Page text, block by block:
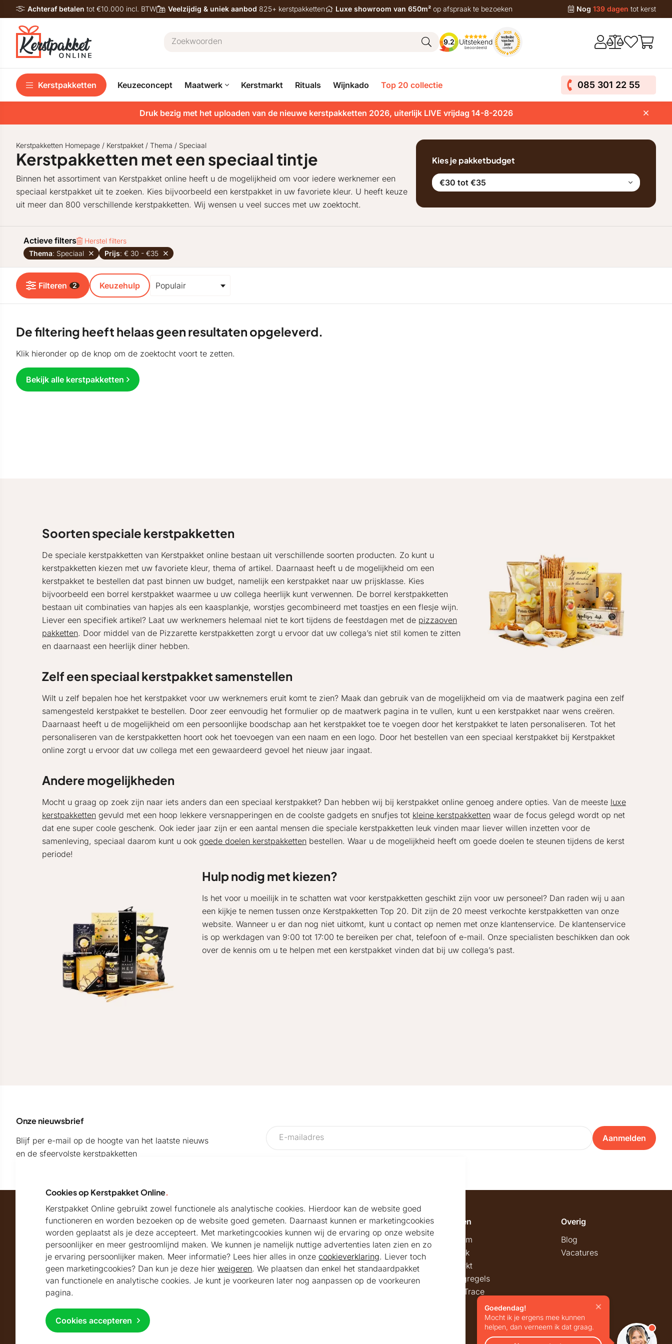
Achteraf betalen tot €10.000 incl. BTW Veelzijdig & uniek aanbod 825+ kerstpakketten Luxe showroom van 650m² op afspraak te bezoeken Nog 139 dagen tot kerst
9.2 Uitstekend
beoordeeld
Kerstpakketten Keuzeconcept Maatwerk Kerstmarkt Rituals Wijnkado Top 20 collectie 085 301 22 55
Druk bezig met het uploaden van de nieuwe kerstpakketten 2026, uiterlijk LIVE vrijdag 14-8-2026
Kerstpakketten Homepage / Kerstpakket / Thema / Speciaal
Kerstpakketten met een speciaal tintje
Binnen het assortiment van Kerstpakket online heeft u de mogelijkheid om voor iedere werknemer een
speciaal kerstpakket uit te zoeken. Kies bijvoorbeeld een kerstpakket in uw favoriete kleur. U heeft keuze
uit meer dan 800 verschillende kerstpakketten. Wij wensen u veel succes met uw zoektocht.
Kies je pakketbudget
€30 tot €35
Actieve filters
Herstel filters
Thema: Speciaal Prijs: € 30 - €35
Filteren 2 Keuzehulp
De filtering heeft helaas geen resultaten opgeleverd.
Klik hieronder op de knop om de zoektocht voort te zetten.
Bekijk alle kerstpakketten
Soorten speciale kerstpakketten
De speciale kerstpakketten van Kerstpakket online bestaan uit verschillende soorten producten. Zo kunt u
kerstpakketten kiezen met uw favoriete kleur, thema of artikel. Daarnaast heeft u de mogelijkheid om een
kerstpakket te bestellen dat past binnen uw budget, namelijk een kerstpakket naar uw prijsklasse. Kies
bijvoorbeeld een borrel kerstpakket waarmee u uw collega heerlijk kunt verwennen. De borrel kerstpakketten
bestaan uit combinaties van hapjes als een kaasplankje, worstjes gecombineerd met toastjes en een flesje wijn.
Liever een specifiek artikel? Laat uw werknemers helemaal niet te kort tijdens de feestdagen met de pizzaoven
pakketten. Door middel van de Pizzarette kerstpakketten zorgt u ervoor dat uw collega’s niet stil komen te zitten
en daarnaast een heerlijk diner hebben.
Zelf een speciaal kerstpakket samenstellen
Wilt u zelf bepalen hoe het kerstpakket voor uw werknemers eruit komt te zien? Maak dan gebruik van de mogelijkheid om via de maatwerk pagina een zelf
samengesteld kerstpakket te bestellen. Door zeer eenvoudig het formulier op de maatwerk pagina in te vullen, kunt u een kerstpakket naar wens creëren.
Daarnaast heeft u de mogelijkheid om een persoonlijke boodschap aan het kerstpakket toe te voegen door het kerstpakket te laten personaliseren. Tot het
personaliseren van de kerstpakketten hoort ook het toevoegen van een naam en een logo. Door het bestellen van een speciaal kerstpakket bij Kerstpakket
online zorgt u ervoor dat uw collega met een gewaardeerd gevoel het nieuw jaar ingaat.
Andere mogelijkheden
Mocht u graag op zoek zijn naar iets anders dan een speciaal kerstpakket? Dan hebben wij bij kerstpakket online genoeg andere opties. Van de meeste luxe
kerstpakketten gevuld met een hoop lekkere versnapperingen en de coolste gadgets en snufjes tot kleine kerstpakketten waar de focus gelegd wordt op net
dat ene super coole geschenk. Ook ieder jaar zijn er een aantal mensen die speciale kerstpakketten leuk vinden maar liever willen inzetten voor de
samenleving, speciaal daarom kunt u ook goede doelen kerstpakketten bestellen. Waar u de mogelijkheid heeft om goede doelen te steunen tijdens de kerst
periode!
Hulp nodig met kiezen?
Is het voor u moeilijk in te schatten wat voor kerstpakketten geschikt zijn voor uw personeel? Dan raden wij u aan
een kijkje te nemen tussen onze Kerstpakketten Top 20. Dit zijn de 20 meest verkochte kerstpakketten van onze
website. Wanneer u er dan nog niet uitkomt, kunt u contact op nemen met onze klantenservice. De klantenservice
is op werkdagen van 9:00 tot 17:00 te bereiken per chat, telefoon of e-mail. Onze specialisten beschikken dan ook
over de kennis om u te helpen met een kerstpakket vinden dat bij uw collega’s past.
Onze nieuwsbrief
Blijf per e-mail op de hoogte van het laatste nieuws
en de sfeervolste kerstpakketten
Aanmelden
Maatschappelijk partner van
Beoordeeld met
Uitstekend
beoordeeld
Volg ons
Helpdesk
Veelgestelde vragen
Klantenservice
Bel ons
085 301 22 55 (NL)
Algemeen
Showroom
Maatwerk
Kerstmarkt
Belastingregels
Track & Trace
Overig
Blog
Vacatures
Goedendag!
Mocht ik je ergens mee kunnen
helpen, dan verneem ik dat graag.
Cookies op Kerstpakket Online.
Kerstpakket Online gebruikt zowel functionele als analytische cookies. Hierdoor kan de website goed
functioneren en worden bezoeken op de website goed gemeten. Daarnaast kunnen er marketingcookies
worden geplaatst als je deze accepteert. Met marketingcookies kunnen wij de ervaring op onze website
persoonlijker en meer gestroomlijnd maken. We kunnen je namelijk nuttige advertenties laten zien en zo
je ervaring persoonlijker maken. Meer informatie? Lees hier alles in onze cookieverklaring. Liever toch
geen marketingcookies? Dan kun je deze hierweigeren. We plaatsen dan enkel het standaardpakket
van functionele en analytische cookies. Je kunt je voorkeuren later nog aanpassen op de voorkeuren
pagina.
Cookies accepteren